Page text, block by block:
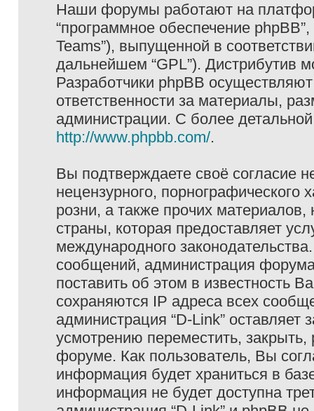
Наши форумы работают на
“программное обеспечение
Teams”), выпущенной в
дальнейшем “GPL”). Дистрибутив
Разработчики phpBB
ответственности за материалы,
администрации. С более
http://www.phpbb.com/.
Вы подтверждаете своё согласие
нецензурного, порнографического
розни, а также прочих
страны, которая предоставляет
международного
сообщений, администрация
поставить об этом в известность
сохраняются IP адреса всех
администрация “D-Link”
усмотрению переместить,
форуме. Как пользователь, Вы
информация будет храниться в
информация не будет доступна